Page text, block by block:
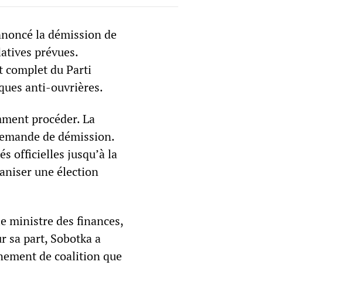
la démission de
prévues.
complet du Parti
anti-ouvrières.
procéder. La
de démission.
officielles jusqu’à la
une élection
ministre des finances,
sa part, Sobotka a
de coalition que